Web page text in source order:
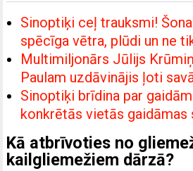
Sinoptiķi ceļ trauksmi!
spēcīga vētra, plūdi un ne
Multimiljonārs Jūlijs
Paulam uzdāvinājis ļoti
Sinoptiķi brīdina par
konkrētās vietās gaidāmas
Kā atbrīvoties no
kailgliemežiem dārzā?